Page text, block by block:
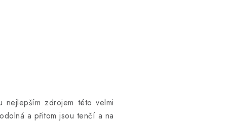
zdrojem této velmi
a přitom jsou tenčí a na